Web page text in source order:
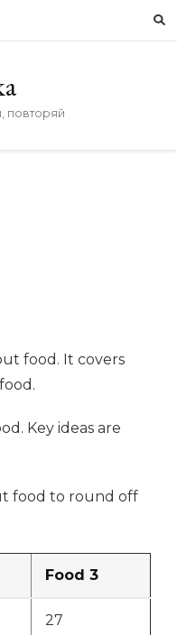
повторяй
food. It covers
Key ideas are
food to round off
Food 3
27